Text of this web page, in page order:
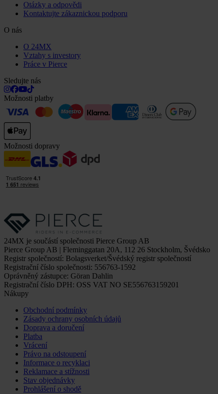
Otázky a odpovědi
Kontaktujte zákaznickou podporu
O nás
O 24MX
Vztahy s investory
Práce v Pierce
Sledujte nás
Možnosti platby
Možnosti dopravy
24MX je součástí společnosti Pierce Group AB
Pierce Group AB | Fleminggatan 20A, 112 26 Stockholm, Švédsko
Registr společností: Bolagsverket/Švédský registr společností
Registrační číslo společnosti: 556763-1592
Oprávněný zástupce: Göran Dahlin
Registrační číslo DPH: OSS VAT NO SE556763159201
Nákupy
Obchodní podmínky
Zásady ochrany osobních údajů
Doprava a doručení
Platba
Vrácení
Právo na odstoupení
Informace o recyklaci
Reklamace a stížnosti
Stav objednávky
Prohlášení o shodě